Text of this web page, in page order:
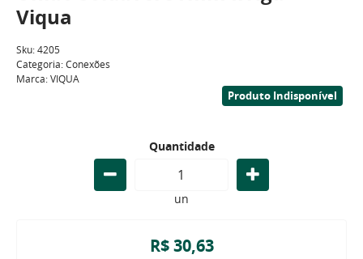
Viqua
Sku:4205
Categoria:Conexões
Marca:VIQUA
Produto Indisponível
Quantidade
un
R$ 30,63